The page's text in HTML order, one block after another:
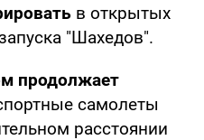
в открытых
"Шахедов".
продолжает
самолеты
расстоянии